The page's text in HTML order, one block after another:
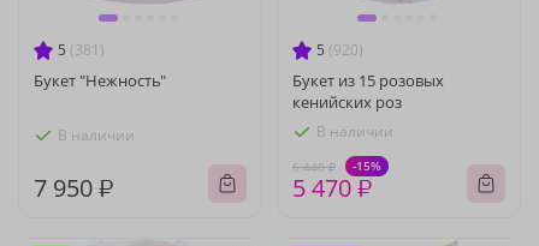
5 (381)
Букет "Нежность"
В наличии
7 950 ₽
5 (920)
Букет из 15 розовых
кенийских роз
В наличии
6 440 ₽ -15%
5 470 ₽